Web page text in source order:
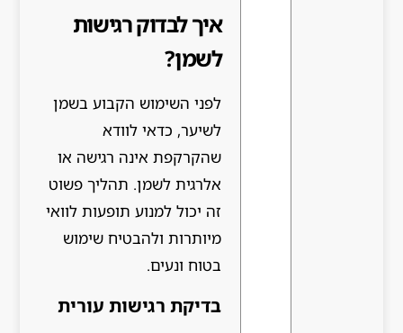
איך לבדוק רגישות
לשמן?
לפני השימוש הקבוע בשמן
לשיער, כדאי לוודא
שהקרקפת אינה רגישה או
אלרגית לשמן. תהליך פשוט
זה יכול למנוע תופעות לוואי
מיותרות ולהבטיח שימוש
בטוח ונעים.
בדיקת רגישות עורית